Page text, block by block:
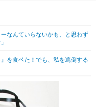
ブログ
なんていらないかも、と思わず
を食ベた！でも、私を罵倒する